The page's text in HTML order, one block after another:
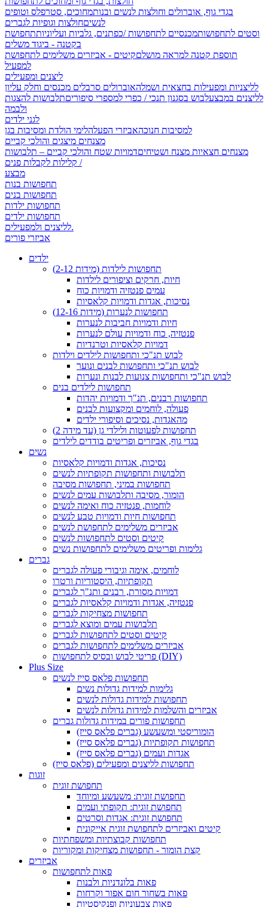
בגדי גוף, אוברולים וחולצות לנשים ובנותמחוכים, סטרפלס וטופים
לנשיםחולצות וגופיות לגברים
וסטים לתחפושותמכנסיים לתחפושות /כפתנים, גלביות ועליוניותתחפושת
בקטנה - ביגוד משלים
תוספת קטנה למראה מושלםקיטים - אביזרים משלימים לתחפושת
למפעיל
ליצנים ומפעילים
לליצניות ומפעילות בחצאית ושמלהאוברולים סרבלים מכנסים וחלק עליון
לליצנים במבצעלבוש בסגנון תנכי / כפרי למספרי סיפוריםתלבושות להצגות
ולבמה
לגני ילדים
למסיבות חנוכהאביזרי הפעלהלימי הולדת ומסיבות בגן
מצנחים מיצגים והולכי קביים
מצנחים חצאיות מצנח ושטיחיםדמויות שטח והולכי קביים – תלבושות
קלילות לקבלות פנים /
מבצע
תחפושות בנות
תחפושות בנים
תחפושות ילדות
תחפושות ילדים
לליצנים ולמפעילים.
אביזרי פורים
ילדים
תחפושות לילדות (מידות 2-12)
חיות, חרקים וציפורים לילדות
עמים פנטזיה ודמויות כוח
נסיכות, אגדות ודמויות קלאסיות
תחפושות לנערות (מידות 12-16)
חיות ודמויות חביבות לנערות
פנטזיה, כוח ודמויות עולם לנערות
דמויות קלאסיות וטרנדיות
לבוש תנ"כי ותחפושות לילדים וילדות
לבוש תנ"כי ותחפושות לבנים ונוער
לבוש תנ"כי ותחפושות צנועות לבנות ונערות
תחפושות לילדים בנים
תחפושות רבנים, תנ"ך ודמויות יהדות
פעולה, לוחמים ומקצועות לבנים
מהאגדות, נסיכים וסיפורי ילדים
תחפושות לפעוטות ולילדי גן (עד מידה 2)
בגדי גוף, אביזרים ופריטים בודדים לילדים
נשים
נסיכות, אגדות ודמויות קלאסיות
תלבושות ותחפושות תקופתיות לנשים
תחפושות במיני, תחפושות מסיבה
הומור, מסיבה ותלבושות עמים לנשים
לוחמות, פנטזיה כוח ואימה לנשים
תחפושות חיות ודמויות טבע לנשים
אביזרים משלימים לתחפושת לנשים
קיטים וסטים לתחפושות לנשים
גלימות ופריטים משלימים לתחפושות נשים
גברים
לוחמים, אימה וגיבורי פעולה לגברים
תקופתיות, היסטוריות ורטרו
דמויות מסורת, רבנים ותנ"ך לגברים
פנטזיה, אגדות ודמויות קלאסיות לגברים
תחפושות מצחיקות לגברים
תלבושות עמים ומוצא לגברים
קיטים וסטים לתחפושות לגברים
אביזרים משלימים לתחפושות לגברים
פריטי לבוש ובסיס לתחפושות (DIY)
Plus Size
תחפושות פלאס סייז לנשים
גלימות למידות גדולות נשים
תחפושות למידות גדולות לנשים
אביזרים והשלמות למידות גדולות לנשים
תחפושות פורים במידות גדולות גברים
הומוריסטי ומשעשע (גברים פלאס סייז)
תחפושות תקופתיות (גברים פלאס סייז)
אגדות ועמים (גברים פלאס סייז)
תחפושות לליצנים ומפעילים (פלאס סייז)
זוגות
תחפושת זוגית
תחפושת זוגית: משעשע ומיוחד
תחפושת זוגית: תקופתי ועמים
תחפושת זוגית: אגדות וסרטים
קיטים ואביזרים לתחפושת זוגית אייקונית
תחפושות קבוצתיות ומשפחתיות
קצת הומור - תחפושות מצחיקות ומקוריות
אביזרים
פאות לתחפושות
פאות בלונדניות ולבנות
פאות בשחור חום אפור וקרחות
פאות צבעוניות ופנקיסטיות